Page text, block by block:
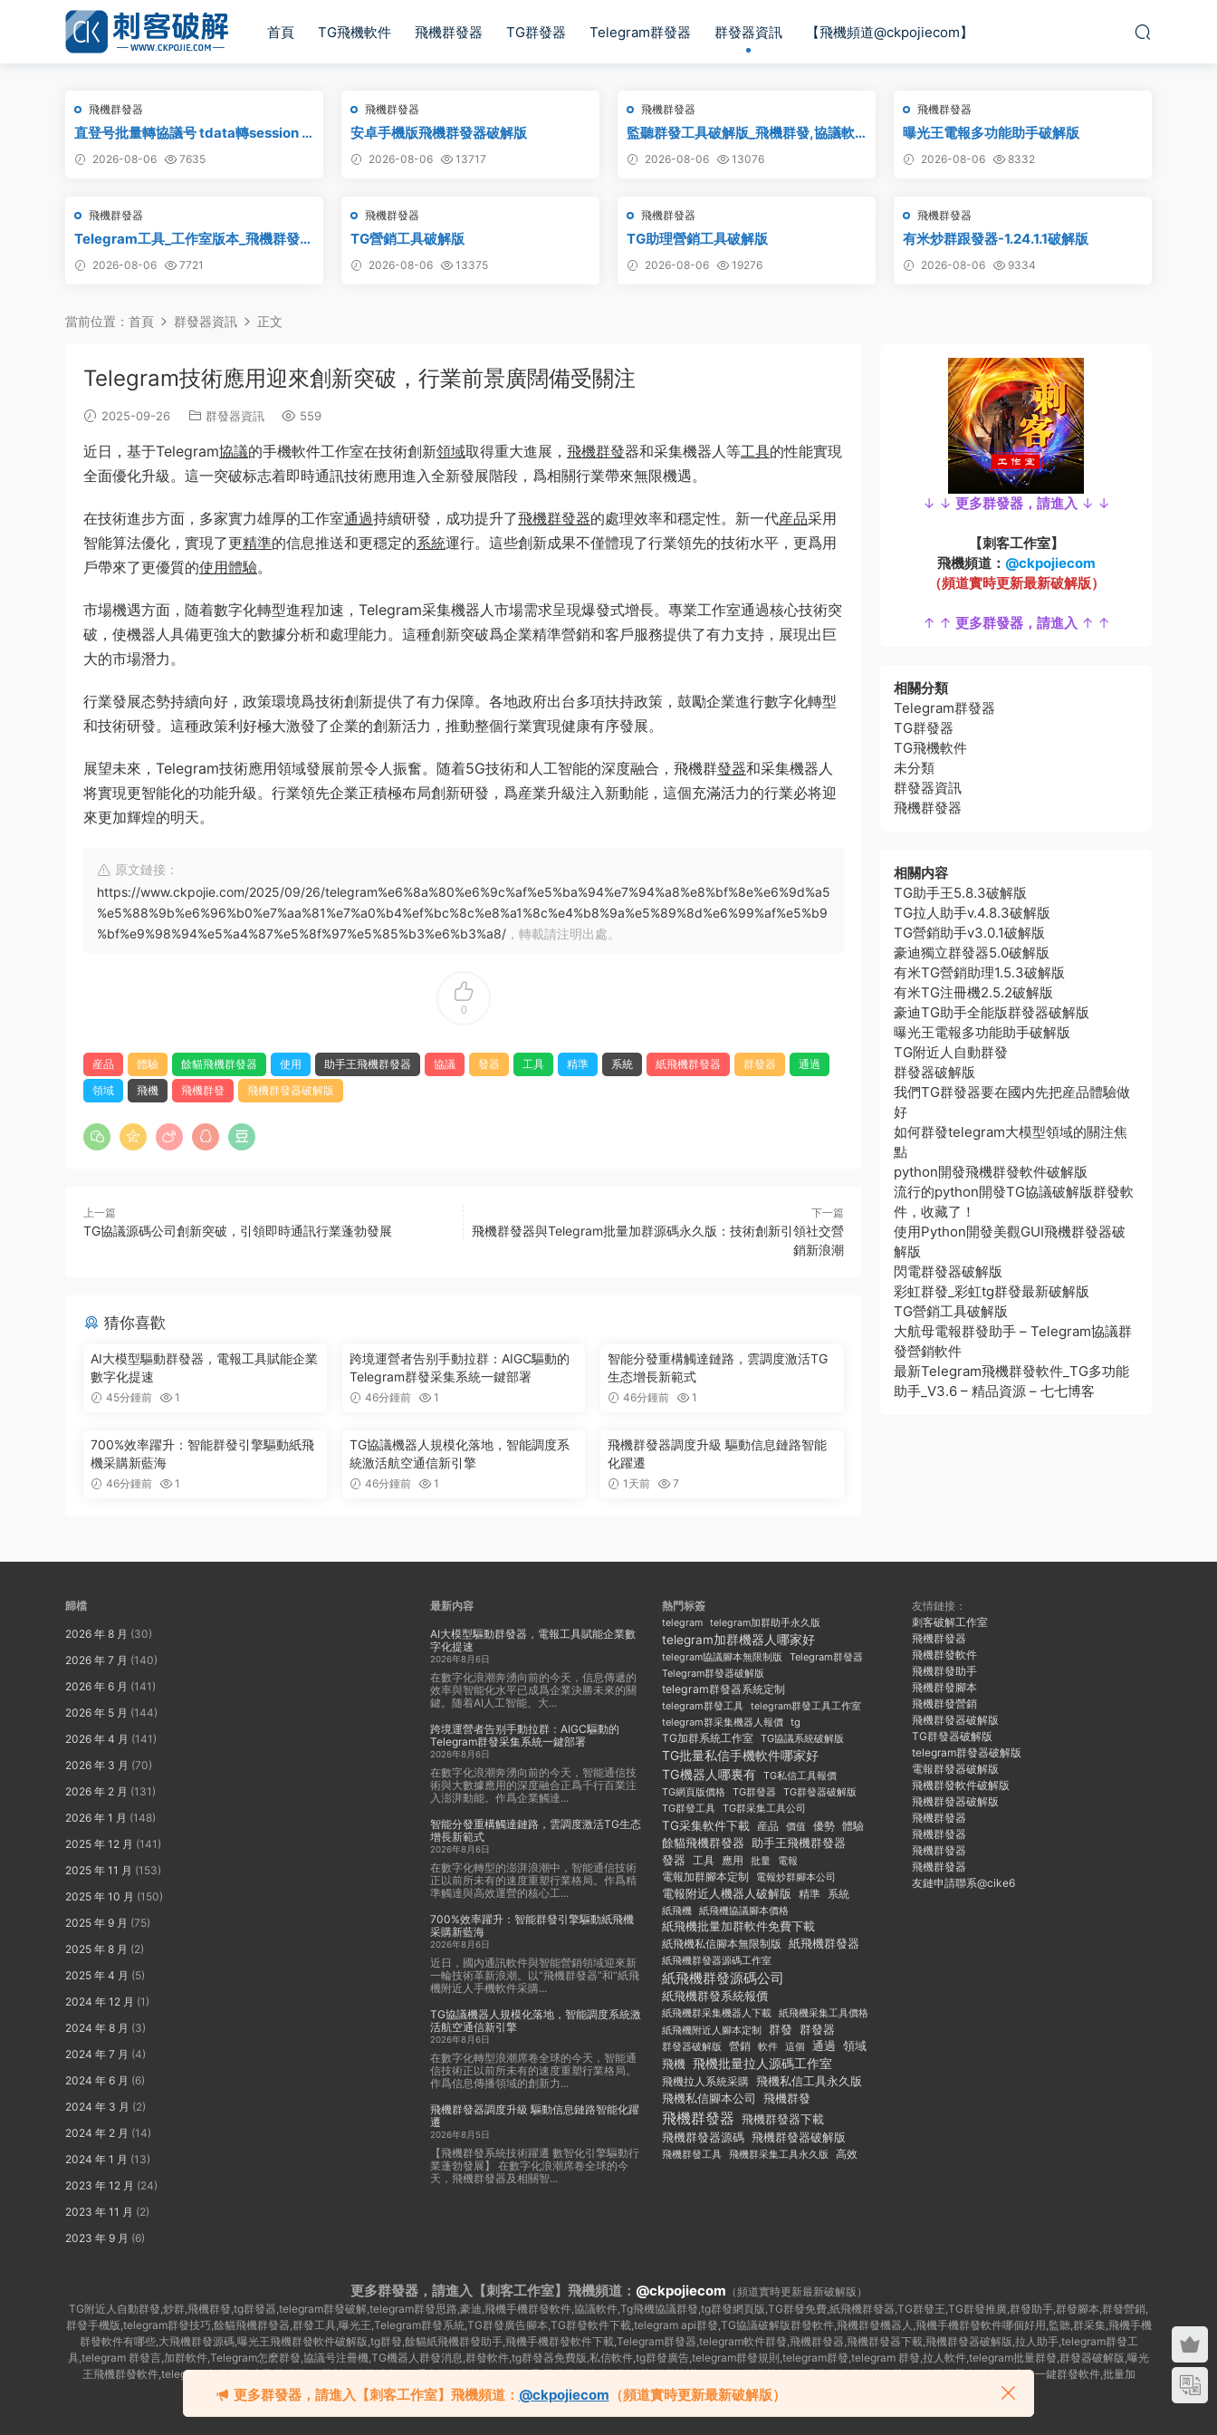
首頁 TG飛機軟件 飛機群發器 TG群發器 Telegram群發器 群發器資訊 【飛機頻道@ckpojiecom】
飛機群發器
直登号批量轉協議号 tdata轉session –
附破解工具
2026-08-06 7635
飛機群發器
安卓手機版飛機群發器破解版
2026-08-06 13717
飛機群發器
監聽群發工具破解版_飛機群發,協議軟
件,群發助手,群發工具,tg群發
2026-08-06 13076
飛機群發器
曝光王電報多功能助手破解版
2026-08-06 8332
飛機群發器
Telegram工具_工作室版本_飛機群發器
_最新破解版
2026-08-06 7721
飛機群發器
TG營銷工具破解版
2026-08-06 13375
飛機群發器
TG助理營銷工具破解版
2026-08-06 19276
飛機群發器
有米炒群跟發器-1.24.1.1破解版
2026-08-06 9334
當前位置： 首頁 群發器資訊 正文
Telegram技術應用迎來創新突破，行業前景廣闊備受關注
2025-09-26 群發器資訊 559
近日，基于Telegram協議的手機軟件工作室在技術創新領域取得重大進展， 飛機群發器和采集機器人等工具的性能實現
全面優化升級。這一突破标志着即時通訊技術應用進入全新發展階段，爲相關行業帶來無限機遇。
在技術進步方面，多家實力雄厚的工作室通過持續研發，成功提升了飛機群發器的處理效率和穩定性。新一代産品采用
智能算法優化，實現了更精準的信息推送和更穩定的系統運行。這些創新成果不僅體現了行業領先的技術水平，更爲用
戶帶來了更優質的使用體驗。
市場機遇方面，随着數字化轉型進程加速，Telegram采集機器人市場需求呈現爆發式增長。專業工作室通過核心技術突
破，使機器人具備更強大的數據分析和處理能力。這種創新突破爲企業精準營銷和客戶服務提供了有力支持，展現出巨
大的市場潛力。
行業發展态勢持續向好，政策環境爲技術創新提供了有力保障。各地政府出台多項扶持政策，鼓勵企業進行數字化轉型
和技術研發。這種政策利好極大激發了企業的創新活力，推動整個行業實現健康有序發展。
展望未來，Telegram技術應用領域發展前景令人振奮。随着5G技術和人工智能的深度融合，飛機群發器和采集機器人
将實現更智能化的功能升級。行業領先企業正積極布局創新研發，爲産業升級注入新動能，這個充滿活力的行業必将迎
來更加輝煌的明天。
原文鏈接：
https://www.ckpojie.com/2025/09/26/telegram%e6%8a%80%e6%9c%af%e5%ba%94%e7%94%a8%e8%bf%8e%e6%9d%a5
%e5%88%9b%e6%96%b0%e7%aa%81%e7%a0%b4%ef%bc%8c%e8%a1%8c%e4%b8%9a%e5%89%8d%e6%99%af%e5%b9
%bf%e9%98%94%e5%a4%87%e5%8f%97%e5%85%b3%e6%b3%a8/ ，轉載請注明出處。
0
産品 體驗 餘貓飛機群發器 使用 助手王飛機群發器 協議 發器 工具 精準 系統 紙飛機群發器 群發器
通過
領域
飛機 飛機群發 飛機群發器破解版
上一篇
TG協議源碼公司創新突破，引領即時通訊行業蓬勃發展
下一篇
飛機群發器與Telegram批量加群源碼永久版：技術創新引領社交營
銷新浪潮
猜你喜歡
AI大模型驅動群發器，電報工具賦能企業
數字化提速
45分鍾前 1
跨境運營者告别手動拉群：AIGC驅動的
Telegram群發采集系統一鍵部署
46分鍾前 1
智能分發重構觸達鏈路，雲調度激活TG
生态增長新範式
46分鍾前 1
700%效率躍升：智能群發引擎驅動紙飛
機采購新藍海
46分鍾前 1
TG協議機器人規模化落地，智能調度系
統激活航空通信新引擎
46分鍾前 1
飛機群發器調度升級 驅動信息鏈路智能
化躍遷
1天前 7
↓ ↓ 更多群發器，請進入 ↓ ↓
【刺客工作室】
飛機頻道： @ckpojiecom
（頻道實時更新最新破解版）
↑ ↑ 更多群發器，請進入 ↑ ↑
相關分類
Telegram群發器
TG群發器
TG飛機軟件
未分類
群發器資訊
飛機群發器
相關内容
TG助手王5.8.3破解版
TG拉人助手v.4.8.3破解版
TG營銷助手v3.0.1破解版
豪迪獨立群發器5.0破解版
有米TG營銷助理1.5.3破解版
有米TG注冊機2.5.2破解版
豪迪TG助手全能版群發器破解版
曝光王電報多功能助手破解版
TG附近人自動群發
群發器破解版
我們TG群發器要在國内先把産品體驗做
好
如何群發telegram大模型領域的關注焦
點
python開發飛機群發軟件破解版
流行的python開發TG協議破解版群發軟
件，收藏了！
使用Python開發美觀GUI飛機群發器破
解版
閃電群發器破解版
彩虹群發_彩虹tg群發最新破解版
TG營銷工具破解版
大航母電報群發助手 – Telegram協議群
發營銷軟件
最新Telegram飛機群發軟件_TG多功能
助手_V3.6 – 精品資源 – 七七博客
歸檔
2026 年 8 月 (30)
2026 年 7 月 (140)
2026 年 6 月 (141)
2026 年 5 月 (144)
2026 年 4 月 (141)
2026 年 3 月 (70)
2026 年 2 月 (131)
2026 年 1 月 (148)
2025 年 12 月 (141)
2025 年 11 月 (153)
2025 年 10 月 (150)
2025 年 9 月 (75)
2025 年 8 月 (2)
2025 年 4 月 (5)
2024 年 12 月 (1)
2024 年 8 月 (3)
2024 年 7 月 (4)
2024 年 6 月 (6)
2024 年 3 月 (2)
2024 年 2 月 (14)
2024 年 1 月 (13)
2023 年 12 月 (24)
2023 年 11 月 (2)
2023 年 9 月 (6)
最新内容
AI大模型驅動群發器，電報工具賦能企業數
字化提速
2026年8月6日
在數字化浪潮奔湧向前的今天，信息傳遞的
效率與智能化水平已成爲企業決勝未來的關
鍵。随着AI人工智能、大...
跨境運營者告别手動拉群：AIGC驅動的
Telegram群發采集系統一鍵部署
2026年8月6日
在數字化浪潮奔湧向前的今天，智能通信技
術與大數據應用的深度融合正爲千行百業注
入澎湃動能。作爲企業觸達...
智能分發重構觸達鏈路，雲調度激活TG生态
增長新範式
2026年8月6日
在數字化轉型的澎湃浪潮中，智能通信技術
正以前所未有的速度重塑行業格局。作爲精
準觸達與高效運營的核心工...
700%效率躍升：智能群發引擎驅動紙飛機
采購新藍海
2026年8月6日
近日，國内通訊軟件與智能營銷領域迎來新
一輪技術革新浪潮。以“飛機群發器”和“紙飛
機附近人手機軟件采購...
TG協議機器人規模化落地，智能調度系統激
活航空通信新引擎
2026年8月6日
在數字化轉型浪潮席卷全球的今天，智能通
信技術正以前所未有的速度重塑行業格局。
作爲信息傳播領域的創新力...
飛機群發器調度升級 驅動信息鏈路智能化躍
遷
2026年8月5日
【飛機群發系統技術躍遷 數智化引擎驅動行
業蓬勃發展】 在數字化浪潮席卷全球的今
天，飛機群發器及相關智...
熱門标簽
telegram telegram加群助手永久版
telegram加群機器人哪家好
telegram協議腳本無限制版
Telegram群發器
Telegram群發器破解版
telegram群發器系統定制
telegram群發工具 telegram群發工具工作室
telegram群采集機器人報價 tg
TG加群系統工作室 TG協議系統破解版
TG批量私信手機軟件哪家好
TG機器人哪裏有
TG私信工具報價
TG網頁版價格
TG群發器
TG群發器破解版
TG群發工具 TG群采集工具公司
TG采集軟件下載 産品 價值 優勢 體驗
餘貓飛機群發器 助手王飛機群發器
發器 工具 應用 批量 電報
電報加群腳本定制 電報炒群腳本公司
電報附近人機器人破解版 精準
系統
紙飛機
紙飛機協議腳本價格
紙飛機批量加群軟件免費下載
紙飛機私信腳本無限制版 紙飛機群發器
紙飛機群發器源碼工作室
紙飛機群發源碼公司
紙飛機群發系統報價
紙飛機群采集機器人下載 紙飛機采集工具價格
紙飛機附近人腳本定制
群發 群發器
群發器破解版 營銷 軟件 這個 通過 領域
飛機 飛機批量拉人源碼工作室
飛機拉人系統采購 飛機私信工具永久版
飛機私信腳本公司
飛機群發
飛機群發器 飛機群發器下載
飛機群發器源碼 飛機群發器破解版
飛機群發工具 飛機群采集工具永久版 高效
友情鏈接：
刺客破解工作室
飛機群發器
飛機群發軟件
飛機群發助手
飛機群發腳本
飛機群發營銷
飛機群發器破解版
TG群發器破解版
telegram群發器破解版
電報群發器破解版
飛機群發軟件破解版
飛機群發器破解版
飛機群發器
飛機群發器
飛機群發器
飛機群發器
友鏈申請聯系@cike6
更多群發器，請進入【刺客工作室】 飛機頻道： @ckpojiecom （頻道實時更新最新破解版）
TG附近人自動群發,炒群,飛機群發,tg群發器,telegram群發破解,telegram群發思路,豪迪,飛機手機群發軟件,協議軟件,Tg飛機協議群發,tg群發網頁版,TG群發免費,紙飛機群發器,TG群發王,TG群發推廣,群發助手,群發腳本,群發營銷,
群發手機版,telegram群發技巧,餘貓飛機群發器,群發工具,曝光王,Telegram群發系統,TG群發廣告腳本,TG群發軟件下載,telegram api群發,TG協議破解版群發軟件,飛機群發機器人,飛機手機群發軟件哪個好用,監聽,群采集,飛機手機
群發軟件有哪些,大飛機群發源碼,曝光王飛機群發軟件破解版,tg群發,餘貓紙飛機群發助手,飛機手機群發軟件下載,Telegram群發器,telegram軟件群發,飛機群發器,飛機群發器下載,飛機群發器破解版,拉人助手,telegram群發工
具,telegram 群發言,加群軟件,Telegram怎麽群發,協議号注冊機,TG機器人群發消息,群發軟件,tg群發器免費版,私信軟件,tg群發廣告,telegram群發規則,telegram群發,telegram 群發,拉人軟件,telegram批量群發,群發器破解版,曝光
王飛機群發軟件,telegram自動群發,大飛機群發,Tg限制組群發消息,TG曝光王群發軟件,tg 群發,飛機群發軟件破解版下載,群發協議,telegram群發視頻,TG曝光王群發軟件下載,TG群發機器人腳本,Tg廣告一鍵群發軟件,批量加
群,telegram群發助手,telegram群發 源碼,telegram 群發腳本,飛機群發軟件破解版,飛機群發協議,飛機群發器源碼,telegram 群發工具,如何群發telegram,TG群發器
更多群發器，請進入【刺客工作室】飛機頻道： @ckpojiecom （頻道實時更新最新破解版）